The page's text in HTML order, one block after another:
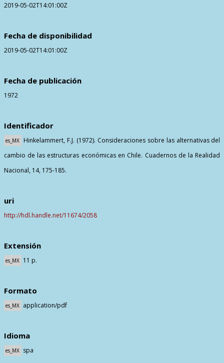
2019-05-02T14:01:00Z
Fecha de disponibilidad
2019-05-02T14:01:00Z
Fecha de publicación
1972
Identificador
es_MX
Hinkelammert, F.J. (1972). Consideraciones sobre las alternativas del
cambio de las estructuras económicas en Chile. Cuadernos de la Realidad
Nacional, 14, 175-185.
uri
http://hdl.handle.net/11674/2058
Extensión
es_MX 11 p.
Formato
es_MX application/pdf
Idioma
es_MX spa